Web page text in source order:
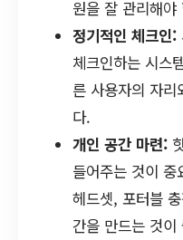
원을 잘 관리해야
정기적인 체크인:
체크인하는 시스
른 사용자의 자
다.
개인 공간 마련:
들어주는 것이
헤드셋, 포터블
간을 만드는 것이